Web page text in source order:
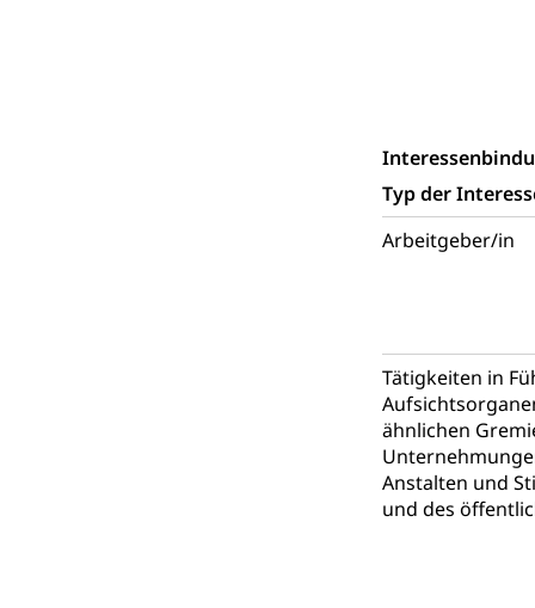
Typ der
Arbeitgeber/in
Tätigkeiten in
ähnlichen
Anstalten und
und des
Polizei
Versorgung
Vorratshaltung,
Waffen
Militärdienst
Bundesamt
Zivilschutz
Zivilschutz